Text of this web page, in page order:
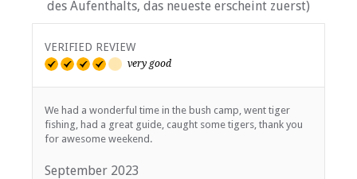
des Aufenthalts, das neueste erscheint zuerst)
VERIFIED REVIEW
very good
We had a wonderful time in the bush camp, went tiger
fishing, had a great guide, caught some tigers, thank you
for awesome weekend.
September 2023